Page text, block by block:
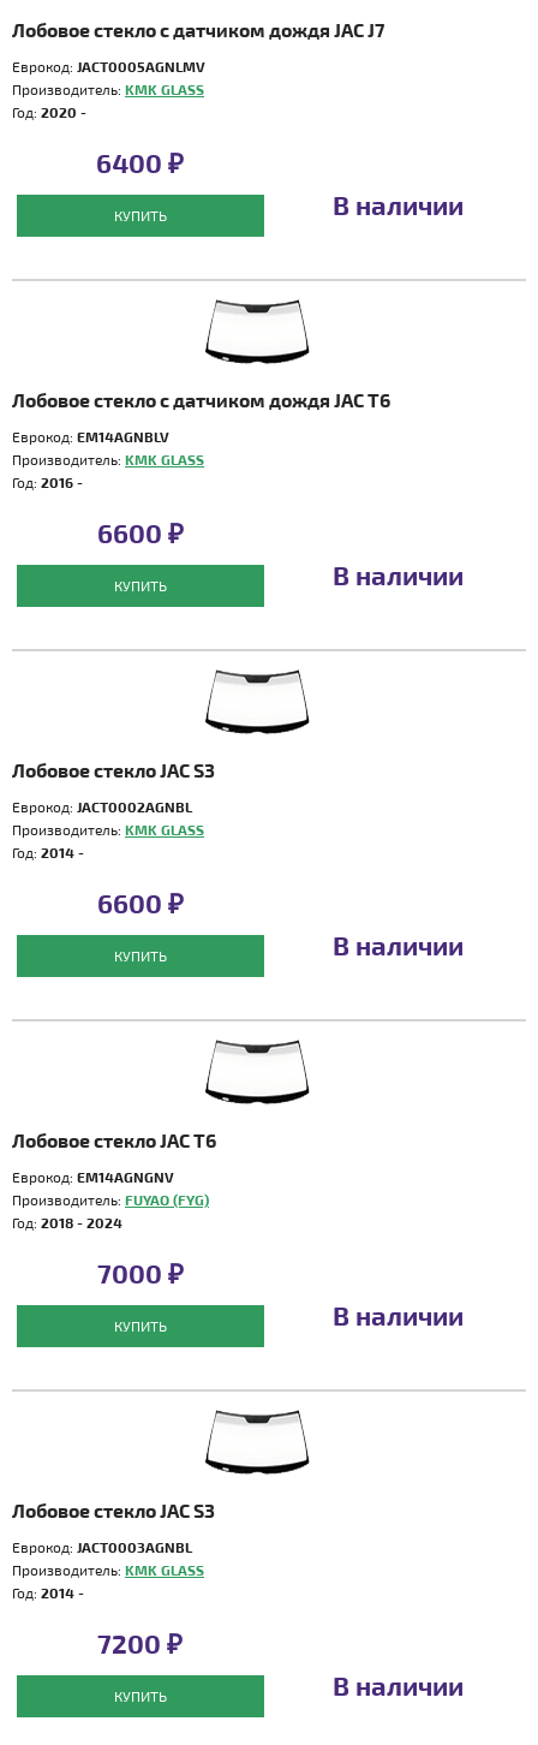
Лобовое стекло с датчиком дождя JAC J7
Еврокод: JACT0005AGNLMV
Производитель: KMK GLASS
Год: 2020 -
6400 ₽
КУПИТЬ В наличии
Лобовое стекло с датчиком дождя JAC T6
Еврокод: EM14AGNBLV
Производитель: KMK GLASS
Год: 2016 -
6600 ₽
КУПИТЬ В наличии
Лобовое стекло JAC S3
Еврокод: JACT0002AGNBL
Производитель: KMK GLASS
Год: 2014 -
6600 ₽
КУПИТЬ В наличии
Лобовое стекло JAC T6
Еврокод: EM14AGNGNV
Производитель: FUYAO (FYG)
Год: 2018 - 2024
7000 ₽
КУПИТЬ В наличии
Лобовое стекло JAC S3
Еврокод: JACT0003AGNBL
Производитель: KMK GLASS
Год: 2014 -
7200 ₽
КУПИТЬ В наличии